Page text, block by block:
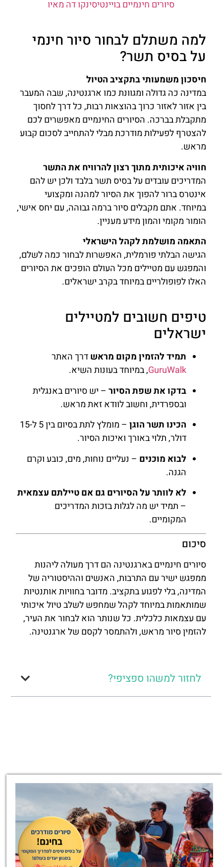
סיורים חינמיים בויינטיסינקו דה מאיו
למה משתלם לבחור סיור חינמי
על בסיס תשר?
חיסכון משמעותי בתקציב הטיול
במדינה כה גדולה ומגוונת כמו ארגנטינה, שבה המעבר
בין אזור לאזור כרוך בהוצאות רבות, כל דרך לחסוך
מתקבלת בברכה. הסיורים החינמיים מאפשרים לכם
להצטרף לפעילות מודרכת מבלי להתחייב לסכום קבוע
מראש.
חוויה איכותית מתוך רצון להרוויח את התשר
המדריכים עובדים על בסיס תשר בלבד ולכן יש להם
אינטרס ברור להפוך את הסיור למהנה ומקצועי
במיוחד. אתם מקבלים סיור ברמה גבוהה, עם יחס אישי,
הומור מקומי והמון מידע מעניין.
התאמה מושלמת לקהל הישראלי
הגישה הבלתי פורמלית, האפשרות לבחור כמה לשלם,
והמפגש עם מטיילים מכל העולם הופכים את הסיורים
האלו לפופולריים במיוחד בקרב ישראלים.
טיפים חשובים למטיילים
ישראלים
תמיד להזמין מקום מראשדרך האתר
GuruWalk, במיוחד בעונות השיא.
בדקו את שפת הסיור – יש סיורים באנגלית
ובספרדית, וחשוב לוודא זאת מראש.
הכינו תשר הוגן
– מומלץ לתת בסיום בין 5 ל-15
דולר, תלוי באורך ואיכות הסיור.
לבוא מוכנים – נעליים נוחות, מים, כובע וקרם
הגנה.
לא לוותר על הסיורים גם אם טיילתם עצמאית
– תמיד יש מה לגלות בזכות המדריכים
המקומיים.
סיכום
סיורים חינמיים בארגנטינה הם דרך מעולה ליהנות
ממפגש ישיר עם התרבות, האנשים וההיסטוריה של
המדינה, בלי לפגוע בתקציב. מדובר בחוויות אותנטיות
שמותאמות במיוחד לקהל שמחפש לשלב טיול איכותי
עם עצמאות כלכלית. כל שנותר הוא לבחור את העיר,
להזמין סיור מראש, ולהתמסר לקסם של ארגנטינה.
לחזור למשהו ספציפי?